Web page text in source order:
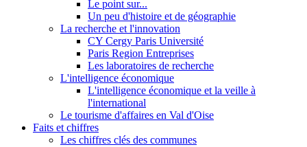
Le point sur...
Un peu d'histoire et de géographie
La recherche et l'innovation
CY Cergy Paris Université
Paris Region Entreprises
Les laboratoires de recherche
L'intelligence économique
L'intelligence économique et la veille à
l'international
Le tourisme d'affaires en Val d'Oise
Faits et chiffres
Les chiffres clés des communes